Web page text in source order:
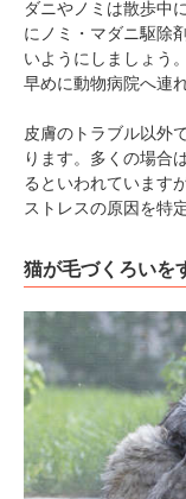
ダニやノミは散歩中
にノミ・マダニ駆除
いようにしましょう
早めに動物病院へ連
皮膚のトラブル以外
ります。多くの場合
るといわれています
ストレスの原因を特
猫が毛づくろいを
いぬ部を